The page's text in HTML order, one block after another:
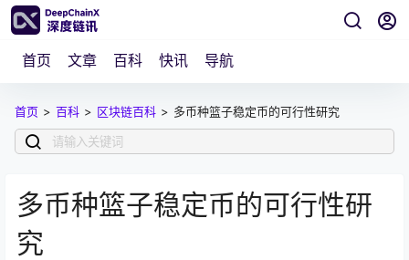
首页 文章 百科 快讯 导航
首页 > 百科 > 区块链百科 > 多币种篮子稳定币的可行性研究
多币种篮子稳定币的可行性研
究